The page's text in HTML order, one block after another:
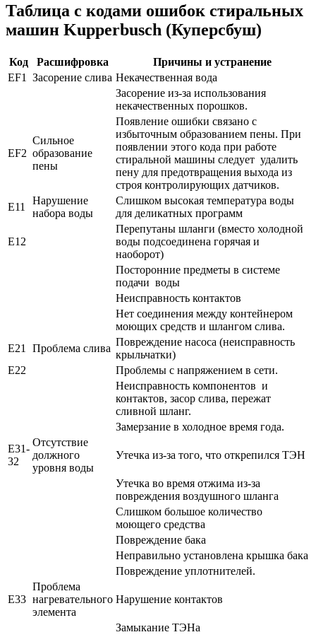
Таблица с кодами ошибок стиральных
машин Kupperbusch (Куперсбуш)
Код Расшифровка
Причины и устранение
EF1
Засорение слива Некачественная вода
Засорение из-за использования
некачественных порошков.
EF2
Сильное
образование
пены
Появление ошибки связано с
избыточным образованием пены. При
появлении этого кода при работе
стиральной машины следует удалить
пену для предотвращения выхода из
строя контролирующих датчиков.
E11
Нарушение
набора воды
Слишком высокая температура воды
для деликатных программ
E12
Перепутаны шланги (вместо холодной
воды подсоединена горячая и
наоборот)
Посторонние предметы в системе
подачи воды
Неисправность контактов
Нет соединения между контейнером
моющих средств и шлангом слива.
E21
Проблема слива
Повреждение насоса (неисправность
крыльчатки)
E22
Проблемы с напряжением в сети.
Неисправность компонентов и
контактов, засор слива, пережат
сливной шланг.
Замерзание в холодное время года.
E31-
32
Отсутствие
должного
уровня воды
Утечка из-за того, что открепился ТЭН
Утечка во время отжима из-за
повреждения воздушного шланга
Слишком большое количество
моющего средства
Повреждение бака
Неправильно установлена крышка бака
Повреждение уплотнителей.
E33
Проблема
нагревательного
элемента
Нарушение контактов
Замыкание ТЭНа